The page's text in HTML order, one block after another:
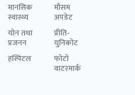
मानसिक
स्वास्थ्य
योन तथा
प्रजनन
हस्पिटल
मौसम
अपडेट
प्रीति-
युनिकोट
फोटो
वाटरमार्क